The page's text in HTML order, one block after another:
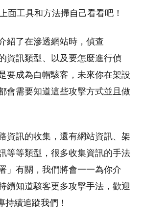
面工具和方法掃自己看看吧！
紹了在滲透網站時，偵查
資訊類型、以及要怎麼進行偵
要成為白帽駭客，未來你在架設
會需要知道這些攻擊方式並且做
資訊的收集，還有網站資訊、架
等等類型，很多收集資訊的手法
」有關，我們將會一一為你介
續知道駭客更多攻擊手法，歡迎
持續追蹤我們！